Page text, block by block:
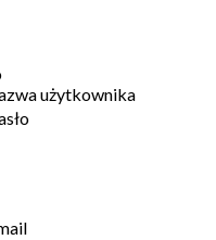
użytkownika